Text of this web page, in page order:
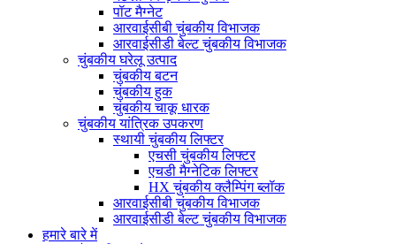
पॉट मैग्नेट
आरवाईसीबी चुंबकीय विभाजक
आरवाईसीडी बेल्ट चुंबकीय विभाजक
चुंबकीय घरेलू उत्पाद
चुंबकीय बटन
चुंबकीय हुक
चुंबकीय चाकू धारक
चुंबकीय यांत्रिक उपकरण
स्थायी चुंबकीय लिफ्टर
एचसी चुंबकीय लिफ्टर
एचडी मैग्नेटिक लिफ्टर
HX चुंबकीय क्लैम्पिंग ब्लॉक
आरवाईसीबी चुंबकीय विभाजक
आरवाईसीडी बेल्ट चुंबकीय विभाजक
हमारे बारे में